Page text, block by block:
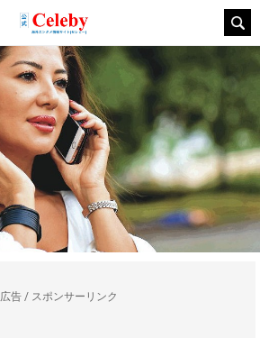
広告 / スポンサーリンク